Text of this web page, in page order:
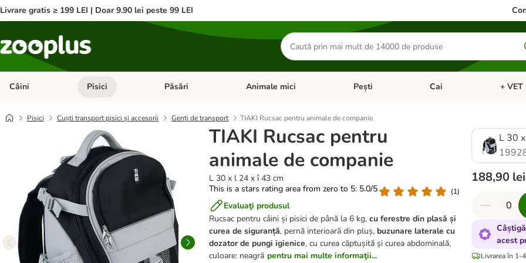
Livrare gratis ≥ 199 LEI | Doar 9.90 lei peste 99 LEI
Căutare
produse
Câini Deschideți meniul cu categorii: Câini
Pisici Deschideți meniul cu categorii: Pisici
Păsări Deschideți meniul cu categorii: Păsări
Animale mici Deschideți meniul cu categorii: Animale mici
Pești Deschideți meniul cu
Cai +
Pisici Cuști transport pisici și accesorii Genți de transport TIAKI Rucsac pentru animale de companie
TIAKI Rucsac pentru
animale de companie
L 30 x l 24 x î 43 cm
This is a stars rating area from zero to 5: 5.0/5
(1)
Evaluaţi produsul
Rucsac pentru câini și pisici de până la 6 kg, cu ferestre din plasă și
curea de siguranță, pernă interioară din pluș, buzunare laterale cu
dozator de pungi igienice, cu curea căptușită și curea abdominală,
culoare: neagră pentru mai multe informaţii...
L 30
188,90 lei
acest
Livrarea în 1-